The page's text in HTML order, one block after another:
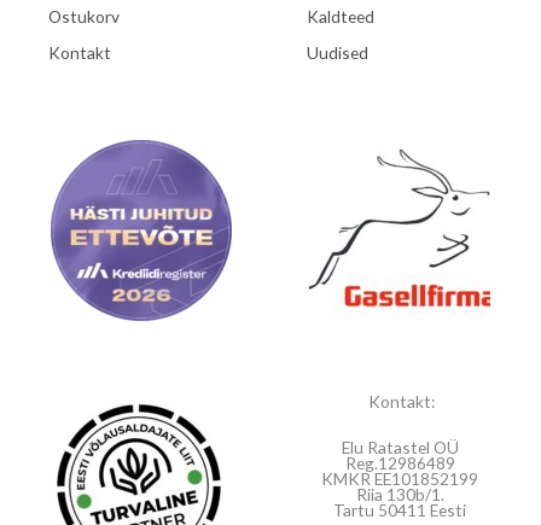
Ostukorv
Kontakt
Kaldteed
Uudised
Kontakt:
Elu Ratastel OÜ
Reg.12986489
KMKR EE101852199
Riia 130b/1.
Tartu 50411 Eesti